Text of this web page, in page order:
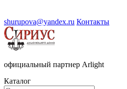
shurupova@yandex.ru Контакты
официальный партнер Arlight
Каталог